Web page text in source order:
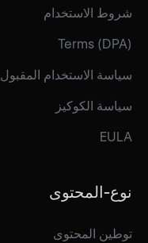
شروط الاستخدام
Terms (DPA)
سياسة الاستخدام المقبول
سياسة الكوكيز
EULA
نوع-المحتوى
توطين المحتوى